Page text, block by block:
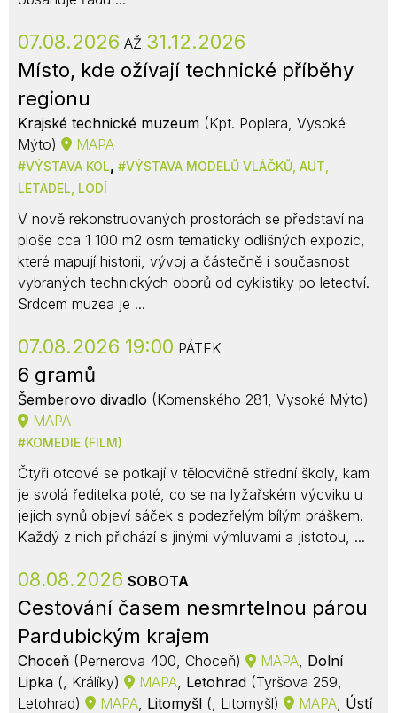
07.08.2026 AŽ 31.12.2026
Místo, kde ožívají technické příběhy
regionu
Krajské technické muzeum (Kpt. Poplera, Vysoké
Mýto)
MAPA
VÝSTAVA KOL,
VÝSTAVA MODELŮ VLÁČKŮ, AUT,
LETADEL, LODÍ
V nově rekonstruovaných prostorách se představí na
ploše cca 1 100 m2 osm tematicky odlišných expozic,
které mapují historii, vývoj a částečně i současnost
vybraných technických oborů od cyklistiky po letectví.
Srdcem muzea je ...
07.08.2026 19:00 PÁTEK
6 gramů
Šemberovo divadlo (Komenského 281, Vysoké Mýto)
MAPA
KOMEDIE (FILM)
Čtyři otcové se potkají v tělocvičně střední školy, kam
je svolá ředitelka poté, co se na lyžařském výcviku u
jejich synů objeví sáček s podezřelým bílým práškem.
Každý z nich přichází s jinými výmluvami a jistotou, ...
08.08.2026 SOBOTA
Cestování časem nesmrtelnou párou
Pardubickým krajem
Choceň (Pernerova 400, Choceň) MAPA, Dolní
Lipka (, Králíky) MAPA, Letohrad (Tyršova 259,
Letohrad)
MAPA, Litomyšl (, Litomyšl) MAPA, Ústí